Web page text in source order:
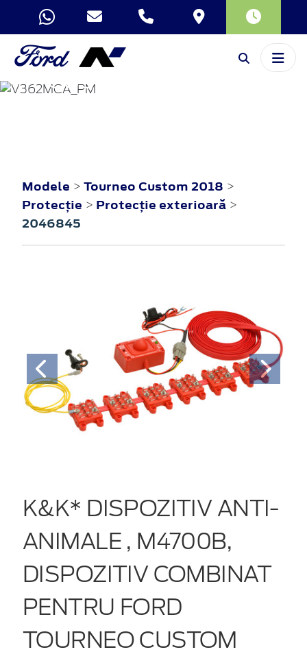
TOURNEO
CUSTOM
Modele > Tourneo Custom 2018 >
Protecţie > Protecţie exterioară >
2046845
K&K* DISPOZITIV ANTI-
ANIMALE , M4700B,
DISPOZITIV COMBINAT
PENTRU FORD
TOURNEO CUSTOM